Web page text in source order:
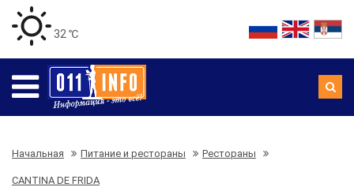
32 ℃
Начальная Питание и рестораны Рестораны
CANTINA DE FRIDA